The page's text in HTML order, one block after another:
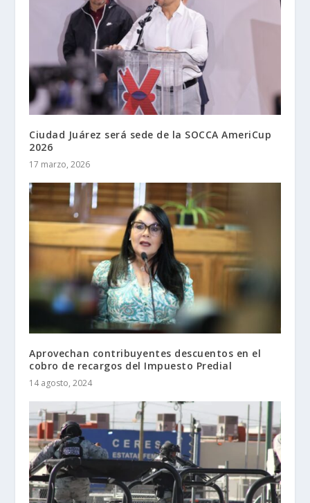
Ciudad Juárez será sede de la SOCCA AmeriCup
2026
17 marzo, 2026
Aprovechan contribuyentes descuentos en el
cobro de recargos del Impuesto Predial
14 agosto, 2024